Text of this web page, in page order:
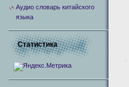
Аудио словарь китайского
языка
Статистика